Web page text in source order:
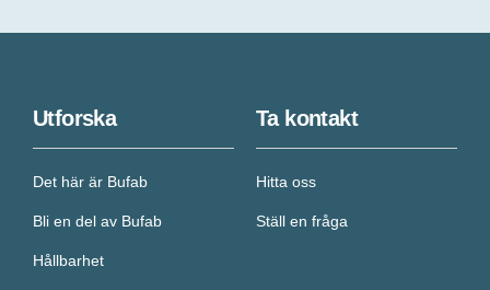
Utforska
Det här är Bufab
Bli en del av Bufab
Hållbarhet
Ta kontakt
Hitta oss
Ställ en fråga